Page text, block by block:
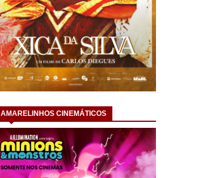
AMARELINHOS CINEMÁTICOS